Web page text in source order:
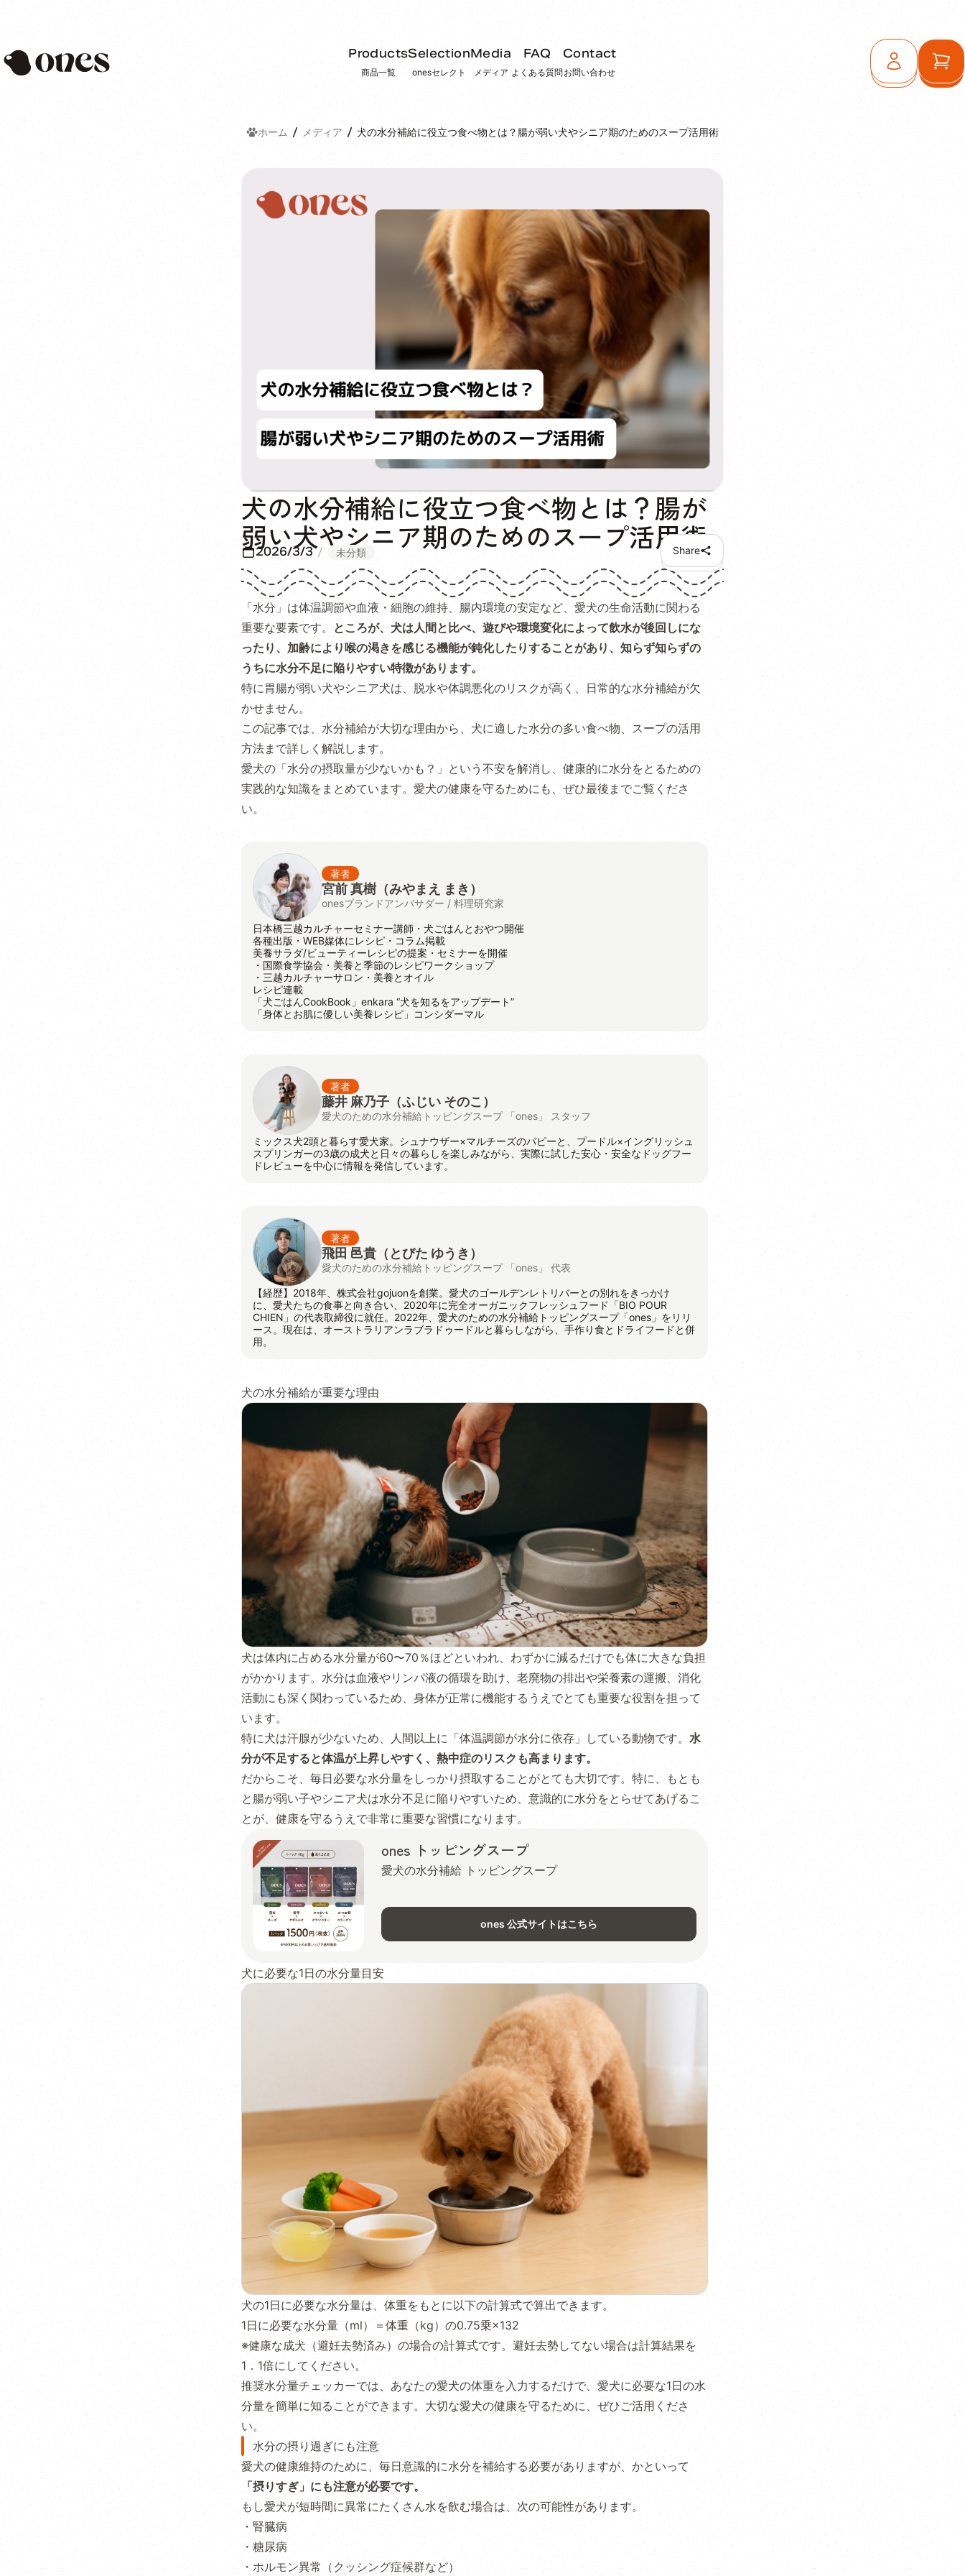
Ones Products
商品一覧
Selection
onesセレクト
Media
メディア
FAQ
よくある質問
Contact
お問い合わせ ログインカ
ホーム メディア 犬の水分補給に役立つ食べ物とは？腸が弱い犬やシニア期のためのスープ活用術
犬の水分補給に役立つ食べ物とは？腸が
弱い犬やシニア期のためのスープ活用術
2026/3/3 未分類 Share
「水分」は体温調節や血液・細胞の維持、腸内環境の安定など、愛犬の生命活動に関わる
重要な要素です。 ところが、犬は人間と比べ、遊びや環境変化によって飲水が後回しにな
ったり、加齢により喉の渇きを感じる機能が鈍化したりすることがあり、知らず知らずの
うちに水分不足に陥りやすい特徴があります。
特に胃腸が弱い犬やシニア犬は、脱水や体調悪化のリスクが高く、日常的な水分補給が欠
かせません。
この記事では、水分補給が大切な理由から、犬に適した水分の多い食べ物、スープの活用
方法まで詳しく解説します。
愛犬の「水分の摂取量が少ないかも？」という不安を解消し、健康的に水分をとるための
実践的な知識をまとめています。愛犬の健康を守るためにも、ぜひ最後までご覧くださ
い。
著者
宮前 真樹（みやまえ まき）
onesブランドアンバサダー / 料理研究家
日本橋三越カルチャーセミナー講師・犬ごはんとおやつ開催
各種出版・WEB媒体にレシピ・コラム掲載
美養サラダ/ビューティーレシピの提案・セミナーを開催
・国際食学協会・美養と季節のレシピワークショップ
・三越カルチャーサロン・美養とオイル
レシピ連載
「犬ごはんCookBook」enkara “犬を知るをアップデート”
「身体とお肌に優しい美養レシピ」コンシダーマル
著者
藤井 麻乃子（ふじい そのこ）
愛犬のための水分補給トッピングスープ 「ones」 スタッフ
ミックス犬2頭と暮らす愛犬家。シュナウザー×マルチーズのパピーと、プードル×イングリッシュ
スプリンガーの3歳の成犬と日々の暮らしを楽しみながら、実際に試した安心・安全なドッグフー
ドレビューを中心に情報を発信しています。
著者
飛田 邑貴 （とびた ゆうき）
愛犬のための水分補給トッピングスープ 「ones」 代表
【経歴】2018年、株式会社gojuonを創業。愛犬のゴールデンレトリバーとの別れをきっかけ
に、愛犬たちの食事と向き合い、2020年に完全オーガニックフレッシュフード「BIO POUR
CHIEN」の代表取締役に就任。2022年、愛犬のための水分補給トッピングスープ「ones」をリリ
ース。現在は、オーストラリアンラブラドゥードルと暮らしながら、手作り食とドライフードと併
用。
犬の水分補給が重要な理由
犬は体内に占める水分量が60〜70％ほどといわれ、わずかに減るだけでも体に大きな負担
がかかります。水分は血液やリンパ液の循環を助け、老廃物の排出や栄養素の運搬、消化
活動にも深く関わっているため、身体が正常に機能するうえでとても重要な役割を担って
います。
特に犬は汗腺が少ないため、人間以上に「体温調節が水分に依存」している動物です。 水
分が不足すると体温が上昇しやすく、熱中症のリスクも高まります。
だからこそ、毎日必要な水分量をしっかり摂取することがとても大切です。特に、もとも
と腸が弱い子やシニア犬は水分不足に陥りやすいため、意識的に水分をとらせてあげるこ
とが、健康を守るうえで非常に重要な習慣になります。
ones トッピングスープ
愛犬の水分補給 トッピングスープ
ones 公式サイトはこちら
犬に必要な1日の水分量目安
犬の1日に必要な水分量は、体重をもとに以下の計算式で算出できます。
1日に必要な水分量（ml）＝体重（kg）の0.75乗×132
※健康な成犬（避妊去勢済み）の場合の計算式です。避妊去勢してない場合は計算結果を
1．1倍にしてください。
推奨水分量チェッカーでは、あなたの愛犬の体重を入力するだけで、愛犬に必要な1日の水
分量を簡単に知ることができます。大切な愛犬の健康を守るために、ぜひご活用くださ
い。
水分の摂り過ぎにも注意
愛犬の健康維持のために、毎日意識的に水分を補給する必要がありますが、かといって
「摂りすぎ」にも注意が必要です。
もし愛犬が短時間に異常にたくさん水を飲む場合は、次の可能性があります。
・腎臓病
・糖尿病
・ホルモン異常（クッシング症候群など）